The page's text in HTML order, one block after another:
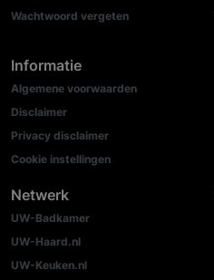
Wachtwoord vergeten
Informatie
Algemene voorwaarden
Disclaimer
Privacy disclaimer
Cookie instellingen
Netwerk
UW-Badkamer
UW-Haard.nl
UW-Keuken.nl